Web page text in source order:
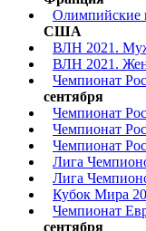
США
ВЛН 2021.
ВЛН 2021.
Чемпионат
сентября
Чемпионат
Чемпионат
Чемпионат
Лига
Лига
Кубок Мира
Чемпионат
сентября